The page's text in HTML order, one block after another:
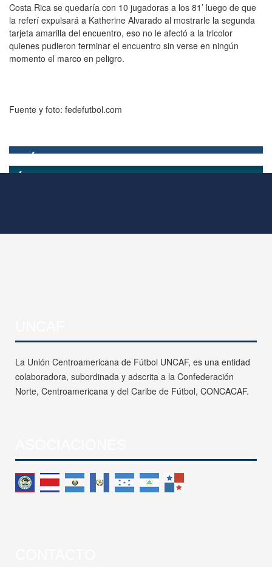
Costa Rica se quedaría con 10 jugadoras a los 81’ luego de que
la referí expulsará a Katherine Alvarado al mostrarle la segunda
tarjeta amarilla del encuentro, eso no le afectó a la tricolor
quienes pudieron terminar el encuentro sin verse en ningún
momento el marco en peligro.
Fuente y foto: fedefutbol.com
La Unión Centroamericana de Fútbol UNCAF, es una entidad
colaboradora, subordinada y adscrita a la Confederación
Norte, Centroamericana y del Caribe de Fútbol, CONCACAF.